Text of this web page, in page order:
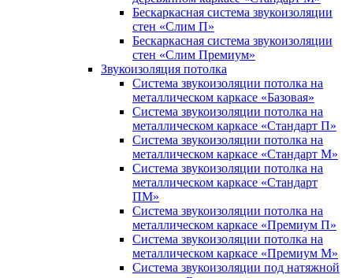
Бескаркасная система звукоизоляции
стен «Слим П»
Бескаркасная система звукоизоляции
стен «Слим Премиум»
Звукоизоляция потолка
Система звукоизоляции потолка на
металлическом каркасе «Базовая»
Система звукоизоляции потолка на
металлическом каркасе «Стандарт П»
Система звукоизоляции потолка на
металлическом каркасе «Стандарт М»
Система звукоизоляции потолка на
металлическом каркасе «Стандарт
ПМ»
Система звукоизоляции потолка на
металлическом каркасе «Премиум П»
Система звукоизоляции потолка на
металлическом каркасе «Премиум М»
Система звукоизоляции под натяжной